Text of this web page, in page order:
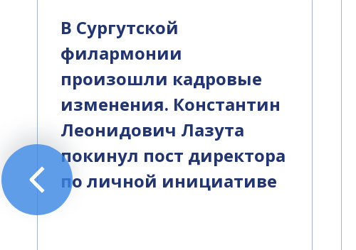
В Сургутской
филармонии
произошли кадровые
изменения. Константин
Леонидович Лазута
покинул пост директора
по личной инициативе